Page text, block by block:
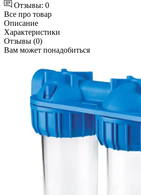
Отзывы: 0
Все про товар
Описание
Характеристики
Отзывы (0)
Вам может понадобиться